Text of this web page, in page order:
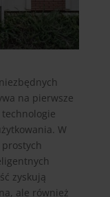
na pierwsze
W
zyskują
ale również